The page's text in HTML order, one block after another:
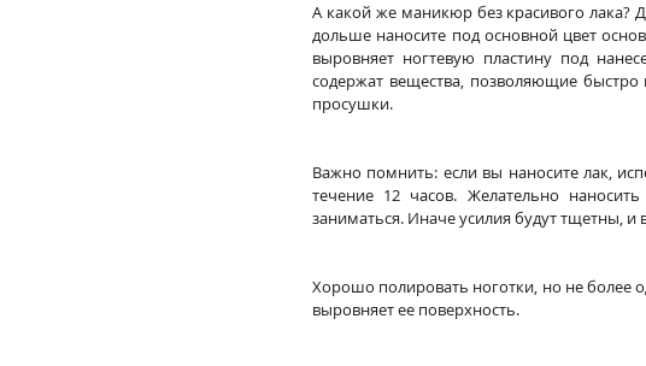
А какой же маникюр без красивого лака?
дольше наносите под основной цвет
выровняет ногтевую пластину под
содержат вещества, позволяющие
просушки.
Важно помнить: если вы наносите лак,
течение 12 часов. Желательно
заниматься. Иначе усилия будут тщетны, и
Хорошо полировать ноготки, но не более
выровняет ее поверхность.